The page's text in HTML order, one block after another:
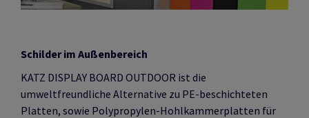
Schilder im Außenbereich
KATZ DISPLAY BOARD OUTDOOR ist die
umweltfreundliche Alternative zu PE-beschichteten
Platten, sowie Polypropylen-Hohlkammerplatten für